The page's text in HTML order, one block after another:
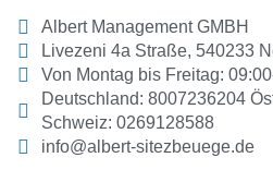
Albert Management GMBH
Livezeni 4a Straße, 540233
Von Montag bis Freitag:
Deutschland: 8007236204
Schweiz: 0269128588
info@albert-sitezbeuege.de